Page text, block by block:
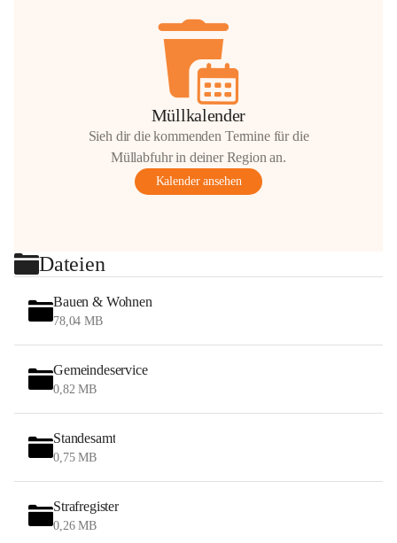
Müllkalender
Sieh dir die kommenden Termine für die
Müllabfuhr in deiner Region an.
Kalender ansehen
Dateien
Bauen & Wohnen
78,04 MB
Gemeindeservice
0,82 MB
Standesamt
0,75 MB
Strafregister
0,26 MB